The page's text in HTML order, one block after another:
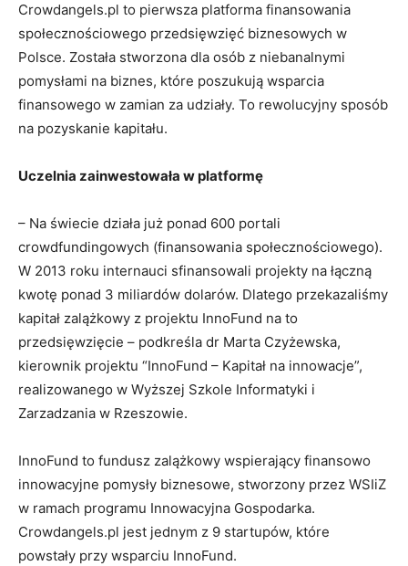
Crowdangels.pl to pierwsza platforma finansowania
społecznościowego przedsięwzięć biznesowych w
Polsce. Została stworzona dla osób z niebanalnymi
pomysłami na biznes, które poszukują wsparcia
finansowego w zamian za udziały. To rewolucyjny sposób
na pozyskanie kapitału.
Uczelnia zainwestowała w platformę
– Na świecie działa już ponad 600 portali
crowdfundingowych (finansowania społecznościowego).
W 2013 roku internauci sfinansowali projekty na łączną
kwotę ponad 3 miliardów dolarów. Dlatego przekazaliśmy
kapitał zalążkowy z projektu InnoFund na to
przedsięwzięcie – podkreśla dr Marta Czyżewska,
kierownik projektu “InnoFund – Kapitał na innowacje”,
realizowanego w Wyższej Szkole Informatyki i
Zarzadzania w Rzeszowie.
InnoFund to fundusz zalążkowy wspierający finansowo
innowacyjne pomysły biznesowe, stworzony przez WSIiZ
w ramach programu Innowacyjna Gospodarka.
Crowdangels.pl jest jednym z 9 startupów, które
powstały przy wsparciu InnoFund.